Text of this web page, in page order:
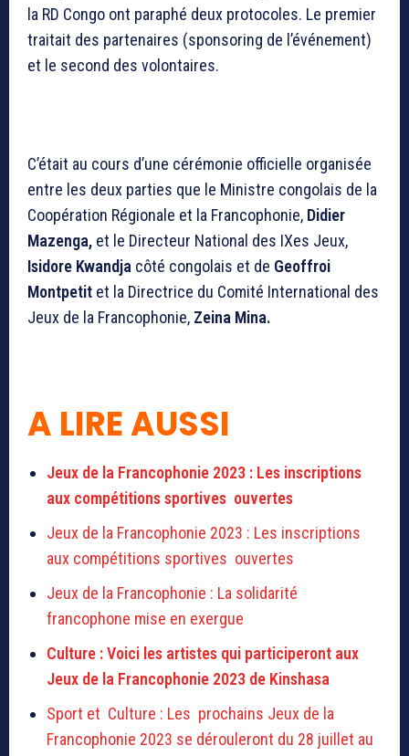
la RD Congo ont paraphé deux protocoles. Le premier
traitait des partenaires (sponsoring de l’événement)
et le second des volontaires.
C’était au cours d’une cérémonie officielle organisée
entre les deux parties que le Ministre congolais de la
Coopération Régionale et la Francophonie, Didier
Mazenga, et le Directeur National des IXes Jeux,
Isidore Kwandja côté congolais et de Geoffroi
Montpetit et la Directrice du Comité International des
Jeux de la Francophonie, Zeina Mina.
A LIRE AUSSI
Jeux de la Francophonie 2023 : Les inscriptions
aux compétitions sportives ouvertes
Jeux de la Francophonie 2023 : Les inscriptions
aux compétitions sportives ouvertes
Jeux de la Francophonie : La solidarité
francophone mise en exergue
Culture : Voici les artistes qui participeront aux
Jeux de la Francophonie 2023 de Kinshasa
Sport et Culture : Les prochains Jeux de la
Francophonie 2023 se dérouleront du 28 juillet au